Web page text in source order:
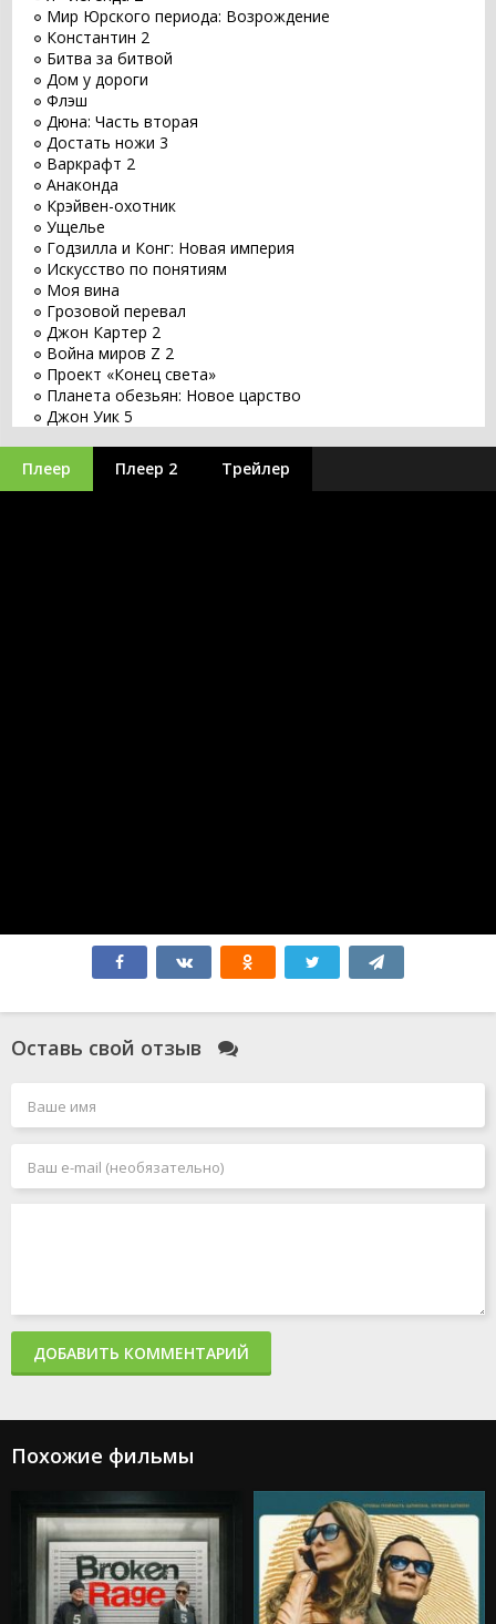
Мир Юрского периода: Возрождение
Константин 2
Битва за битвой
Дом у дороги
Флэш
Дюна: Часть вторая
Достать ножи 3
Варкрафт 2
Анаконда
Крэйвен-охотник
Ущелье
Годзилла и Конг: Новая империя
Искусство по понятиям
Моя вина
Грозовой перевал
Джон Картер 2
Война миров Z 2
Проект «Конец света»
Планета обезьян: Новое царство
Джон Уик 5
Хищник: Планета смерти
Оставь мир позади
Всё закончится на нас
Моя вина: Лондон
Голый пистолет
1
Джокер 2: Безумие на двоих
Человек-паук: Паутина вселенных
Акулы в Париже
Каскадёры
Аргайл: Супершпион
Стражи Галактики. Часть 3
Ловушка
Подземелья и драконы: Честь среди воров
Каратэ-пацан: Легенды
Трансформеры: Восхождение Звероботов
Из моего окна 2: За морями
Моана 2
Веном: Последний танец
Изгоняющий дьявола: Верующий
Особо опасный пассажир
Супер Майк: Последний танец
Плеер Плеер 2 Трейлер
Оставь свой отзыв
ДОБАВИТЬ КОММЕНТАРИЙ
Похожие фильмы